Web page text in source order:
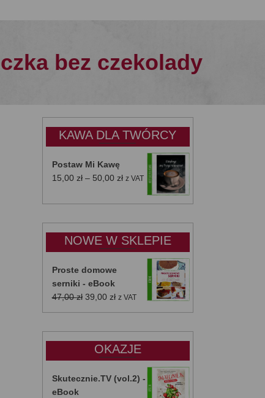
bez czekolady
KAWA DLA TWÓRCY
Postaw Mi Kawę
15,00 zł – 50,00 złZakres
od
do
50,00 zł
z VAT
NOWE W SKLEPIE
Proste domowe
serniki - eBook
47,00zł Pierwotna
cena
39,00 złAktualna
cena
z VAT
OKAZJE
Skutecznie.TV (vol.2) -
eBook